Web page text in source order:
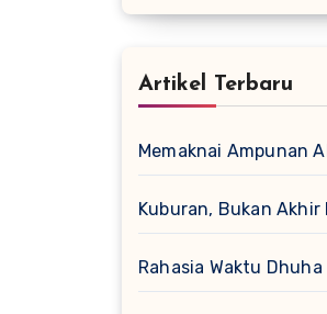
Artikel Terbaru
Memaknai Ampunan
Kuburan, Bukan Akhir
Rahasia Waktu Dhuha